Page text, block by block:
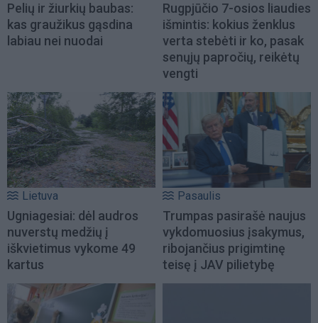
Pelių ir žiurkių baubas:
kas graužikus gąsdina
labiau nei nuodai
Rugpjūčio 7-osios liaudies
išmintis: kokius ženklus
verta stebėti ir ko, pasak
senųjų papročių, reikėtų
vengti
Lietuva
Ugniagesiai: dėl audros
nuverstų medžių į
iškvietimus vykome 49
kartus
Pasaulis
Trumpas pasirašė naujus
vykdomuosius įsakymus,
ribojančius prigimtinę
teisę į JAV pilietybę